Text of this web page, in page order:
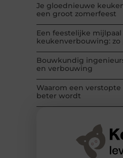
Je gloednieuwe
een groot zomerfeest
Een feestelijke
keukenverbouwing: zo
Bouwkundig
en verbouwing
Waarom een
beter wordt